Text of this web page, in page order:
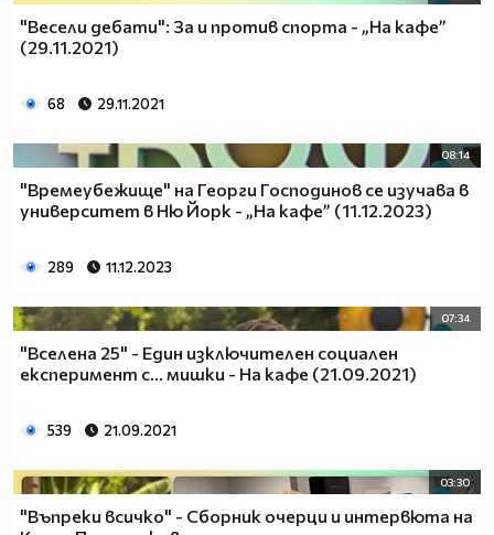
"Весели дебати": За и против спорта - „На кафе”
(29.11.2021)
68 29.11.2021
08:14
"Времеубежище" на Георги Господинов се изучава в
университет в Ню Йорк - „На кафе” (11.12.2023)
289 11.12.2023
07:34
"Вселена 25" - Един изключителен социален
експеримент с... мишки - На кафе (21.09.2021)
539 21.09.2021
03:30
"Въпреки всичко" - Сборник очерци и интервюта на